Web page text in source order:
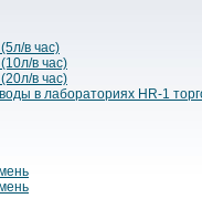
в час)
в час)
в час)
в лабораториях HR-1